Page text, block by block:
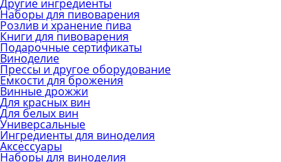
Другие ингредиенты
Наборы для пивоварения
Розлив и хранение пива
Книги для пивоварения
Подарочные сертификаты
Виноделие
Прессы и другое оборудование
Емкости для брожения
Винные дрожжи
Для красных вин
Для белых вин
Универсальные
Ингредиенты для виноделия
Аксессуары
Наборы для виноделия